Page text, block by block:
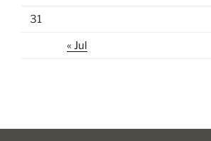
31
« Jul